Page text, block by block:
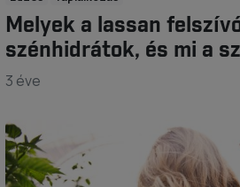
Melyek a lassan
szénhidrátok, és mi a
3 éve